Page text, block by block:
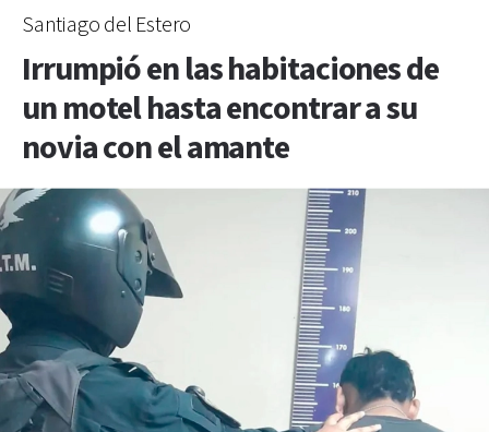
Santiago del Estero
Irrumpió en las habitaciones de
un motel hasta encontrar a su
novia con el amante